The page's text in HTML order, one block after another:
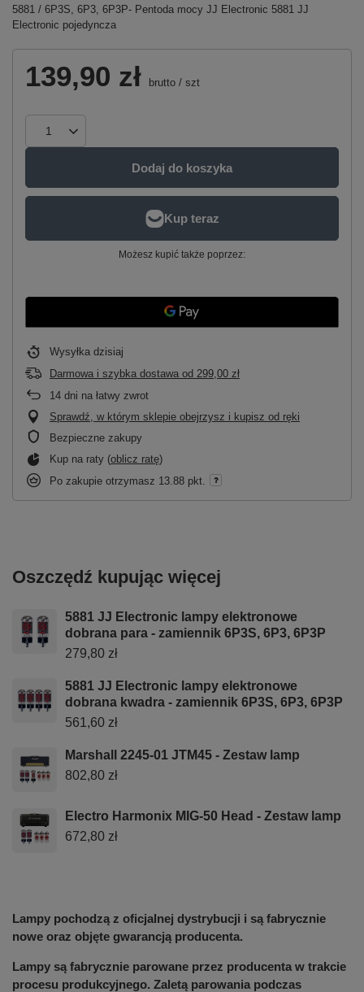
5881 / 6P3S, 6P3, 6P3P- Pentoda mocy JJ Electronic 5881 JJ
Electronic pojedyncza
139,90 zł brutto / szt
Dodaj do koszyka
Możesz kupić także poprzez:
Wysyłka dzisiaj
Darmowa i szybka dostawa od 299,00 zł
14 dni na łatwy zwrot
Sprawdź, w którym sklepie obejrzysz i kupisz od ręki
Bezpieczne zakupy
Kup na raty (oblicz ratę)
Po zakupie otrzymasz 13.88 pkt.
Oszczędź kupując więcej
5881 JJ Electronic lampy elektronowe
dobrana para - zamiennik 6P3S, 6P3, 6P3P
279,80 zł
5881 JJ Electronic lampy elektronowe
dobrana kwadra - zamiennik 6P3S, 6P3, 6P3P
561,60 zł
Marshall 2245-01 JTM45 - Zestaw lamp
802,80 zł
Electro Harmonix MIG-50 Head - Zestaw lamp
672,80 zł
Lampy pochodzą z oficjalnej dystrybucji i są fabrycznie
nowe oraz objęte gwarancją producenta.
Lampy są fabrycznie parowane przez producenta w trakcie
procesu produkcyjnego. Zaletą parowania podczas